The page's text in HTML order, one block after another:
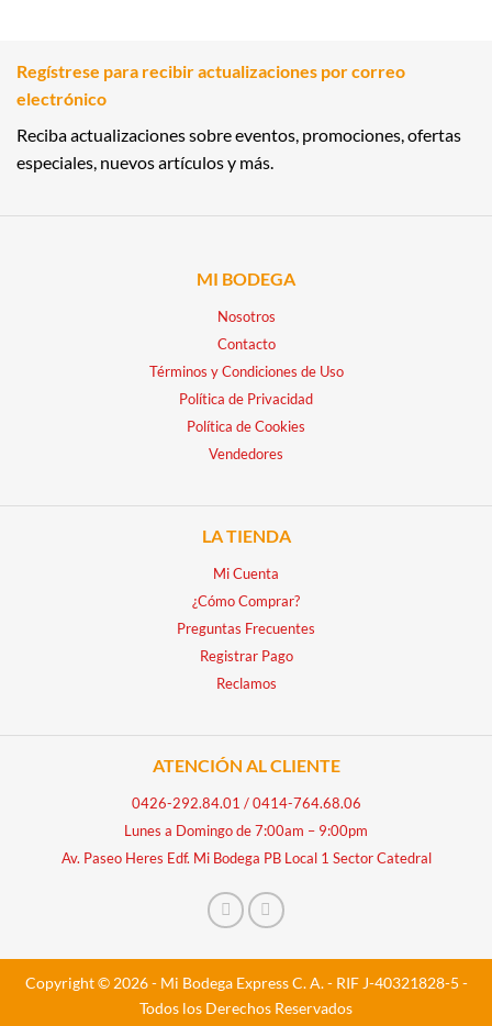
Regístrese para recibir actualizaciones por correo
electrónico
Reciba actualizaciones sobre eventos, promociones, ofertas
especiales, nuevos artículos y más.
MI BODEGA
Nosotros
Contacto
Términos y Condiciones de Uso
Política de Privacidad
Política de Cookies
Vendedores
LA TIENDA
Mi Cuenta
¿Cómo Comprar?
Preguntas Frecuentes
Registrar Pago
Reclamos
ATENCIÓN AL CLIENTE
0426-292.84.01 /0414-764.68.06
Lunes a Domingo de 7:00am – 9:00pm
Av. Paseo Heres Edf. Mi Bodega PB Local 1 Sector Catedral
Copyright © 2026 - Mi Bodega Express C. A. - RIF J-40321828-5 -
Todos los Derechos Reservados